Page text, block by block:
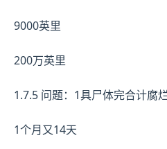
9000英里
200万英里
1.7.5 问题：1具尸体完合计腐
1个月又14天